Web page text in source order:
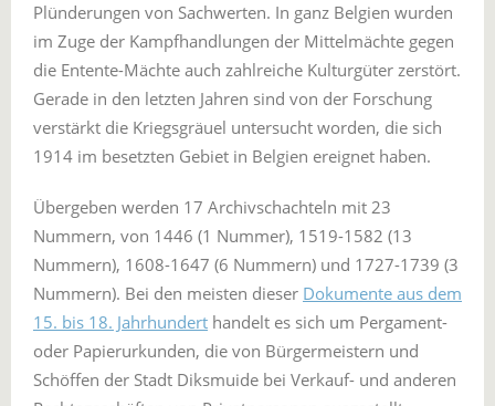
Plünderungen von Sachwerten. In ganz Belgien wurden
im Zuge der Kampfhandlungen der Mittelmächte gegen
die Entente-Mächte auch zahlreiche Kulturgüter zerstört.
Gerade in den letzten Jahren sind von der Forschung
verstärkt die Kriegsgräuel untersucht worden, die sich
1914 im besetzten Gebiet in Belgien ereignet haben.
Übergeben werden 17 Archivschachteln mit 23
Nummern, von 1446 (1 Nummer), 1519-1582 (13
Nummern), 1608-1647 (6 Nummern) und 1727-1739 (3
Nummern). Bei den meisten dieser Dokumente aus dem
15. bis 18. Jahrhundert handelt es sich um Pergament-
oder Papierurkunden, die von Bürgermeistern und
Schöffen der Stadt Diksmuide bei Verkauf- und anderen